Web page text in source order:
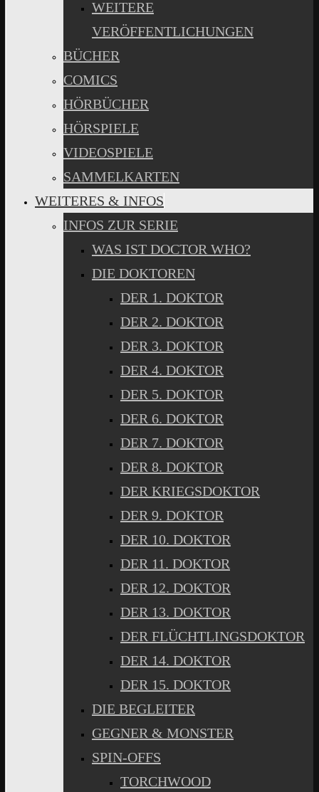
WEITERE
VERÖFFENTLICHUNGEN
BÜCHER
COMICS
HÖRBÜCHER
HÖRSPIELE
VIDEOSPIELE
SAMMELKARTEN
WEITERES & INFOS
INFOS ZUR SERIE
WAS IST DOCTOR WHO?
DIE DOKTOREN
DER 1. DOKTOR
DER 2. DOKTOR
DER 3. DOKTOR
DER 4. DOKTOR
DER 5. DOKTOR
DER 6. DOKTOR
DER 7. DOKTOR
DER 8. DOKTOR
DER KRIEGSDOKTOR
DER 9. DOKTOR
DER 10. DOKTOR
DER 11. DOKTOR
DER 12. DOKTOR
DER 13. DOKTOR
DER FLÜCHTLINGSDOKTOR
DER 14. DOKTOR
DER 15. DOKTOR
DIE BEGLEITER
GEGNER & MONSTER
SPIN-OFFS
TORCHWOOD